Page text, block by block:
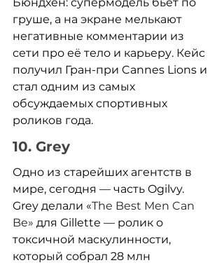
груше, а на экране мелькают
негативные комментарии из
сети про её тело и карьеру. Кейс
получил Гран-при Cannes Lions и
стал одним из самых
обсуждаемых спортивных
роликов года.
10. Grey
Одно из старейших агентств в
мире, сегодня — часть Ogilvy.
Grey делали «The Best Men Can
Be» для Gillette — ролик о
токсичной маскулинности,
который собрал 28 млн